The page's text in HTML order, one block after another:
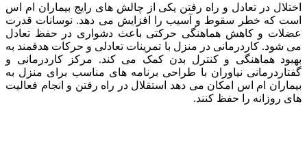
اختلال در تعادل و راه رفتن یکی از چالش های رایج بیماران ام اس
است که خطر سقوط و آسیب را افزایش می دهد. نوسانات قدرت
عضلات و کاهش هماهنگی حرکتی باعث دشواری در حفظ تعادل
می شود. کاردرمانی در منزل با تمرینات تعادلی و حرکات هدفمند به
بهبود هماهنگی و کنترل بدن کمک می کند. مرکز کاردرمانی و
گفتاردرمانی نیاوران با طراحی برنامه های مناسب برای منزل به
بیماران ام اس امکان می دهد استقلال در راه رفتن و انجام فعالیت
های روزانه را حفظ کنند.